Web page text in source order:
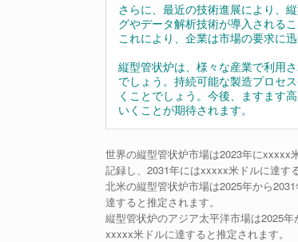
さらに、最近の技術進展により、
グやデータ解析技術が導入される
これにより、企業は市場の要求に
縦型管状炉は、様々な産業で利用
でしょう。持続可能な製造プロセ
くことでしょう。今後、ますます
いくことが期待されます。
世界の縦型管状炉市場は2023年にxxxxx
記録し、2031年にはxxxxx米ドルに達す
北米の縦型管状炉市場は2025年から
達すると推定されます。
縦型管状炉のアジア太平洋市場は2025
xxxxx米ドルに達すると推定されます。